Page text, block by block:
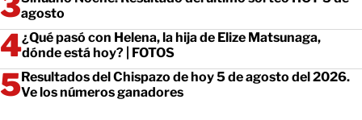
agosto
¿Qué pasó con Helena, la hija de Elize Matsunaga,
dónde está hoy? | FOTOS
Resultados del Chispazo de hoy 5 de agosto del 2026.
Ve los números ganadores